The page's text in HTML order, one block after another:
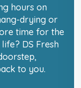
hours on
drying or
time for the
DS Fresh
to you.